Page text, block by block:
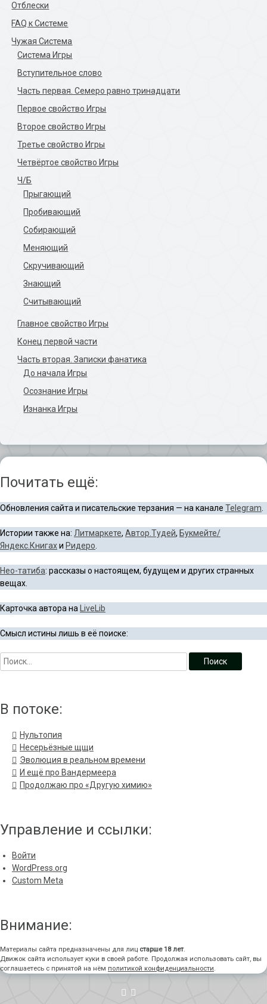
Отблески
FAQ к Системе
Чужая Система
Система Игры
Вступительное слово
Часть первая. Семеро равно тринадцати
Первое свойство Игры
Второе свойство Игры
Третье свойство Игры
Четвёртое свойство Игры
Ч/Б
Прыгающий
Пробивающий
Собирающий
Меняющий
Скручивающий
Знающий
Считывающий
Главное свойство Игры
Конец первой части
Часть вторая. Записки фанатика
До начала Игры
Осознание Игры
Изнанка Игры
Почитать ещё:
Обновления сайта и писательские терзания — на канале Telegram
Истории также на: Литмаркете, Автор.Тудей, Букмейте/
Яндекс.Книгахи Ридеро
Нео-татиба: рассказы о настоящем, будущем и других странных
вещах.
Карточка автора на LiveLib
Смысл истины лишь в её поиске:
В потоке:
Нультопия
Несерьёзные щщи
Эволюция в реальном времени
И ещё про Вандермеера
Продолжаю про «Другую химию»
Управление и ссылки:
Войти
WordPress.org
Custom Meta
Внимание:
Материалы сайта предназначены для лиц старше 18 лет.
Движок сайта использует куки в своей работе. Продолжая использовать сайт, вы
соглашаетесь с принятой на нём политикой конфиденциальности.